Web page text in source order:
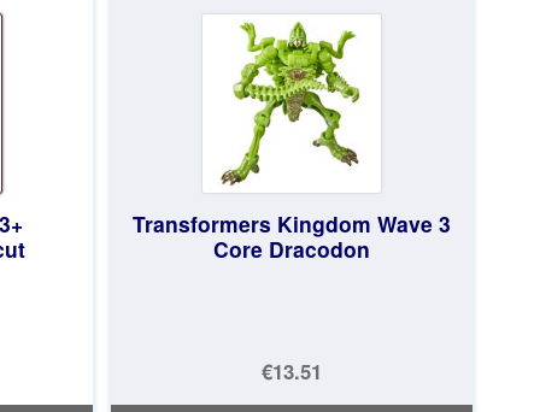
Transformers Kingdom Wave 3
Core Dracodon
€13.51